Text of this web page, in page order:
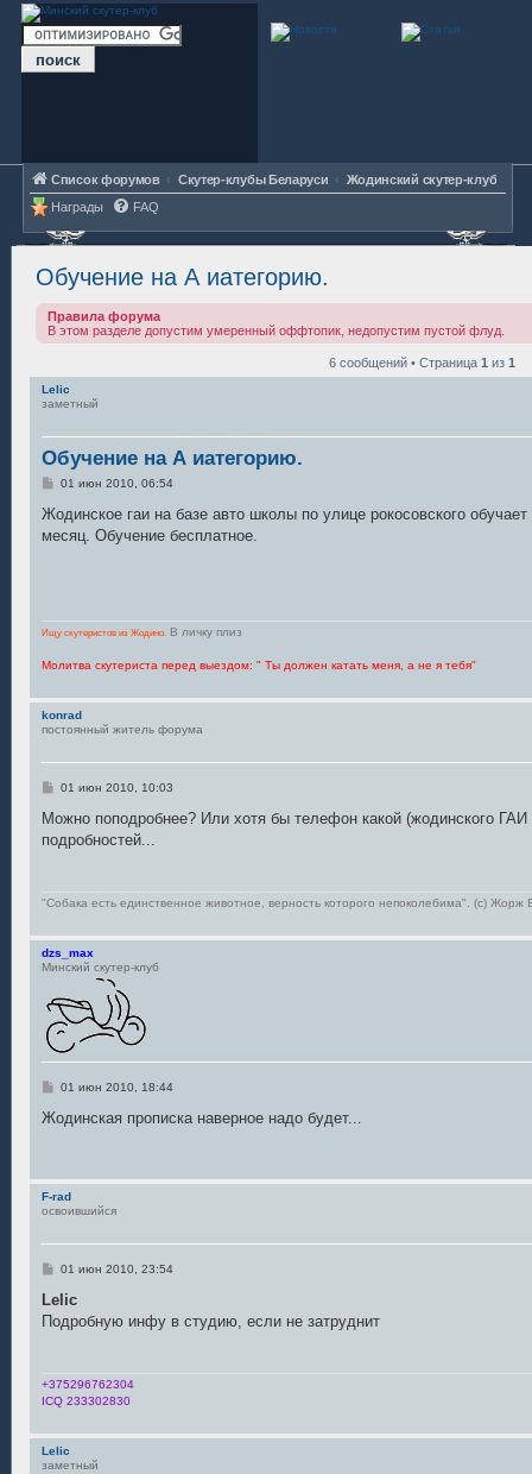
Список форумов Скутер-клубы Беларуси
Жодинский скутер-клуб
Награды
FAQ
Обучение на А иатегорию.
Правила форума
В этом разделе допустим умеренный оффтопик, недопустим пустой флуд.
6 сообщений • Страница 1 из 1
Lelic
заметный
Обучение на А иатегорию.
С
о
щ
01 июн 2010, 06:54
Жодинское гаи на базе авто школы по улице рокосовского
месяц. Обучение бесплатное.
Ищу скутеристов из Жодино. В личку плиз
Молитва скутериста перед выездом: " Ты должен катать меня, а не я тебя"
konrad
постоянный житель форума
С
о
щ
е
01 июн 2010, 10:03
Можно поподробнее? Или хотя бы телефон какой (жодинского
подробностей...
"Собака есть единственное животное, верность которого непоколебима". (с)
dzs_max
Минский скутер-клуб
С
о
и
е
01 июн 2010, 18:44
Жодинская прописка наверное надо будет...
F-rad
освоившийся
С
о
щ
е
01 июн 2010, 23:54
Lelic
Подробную инфу в студию, если не затруднит
+375296762304
ICQ 233302830
Lelic
заметный